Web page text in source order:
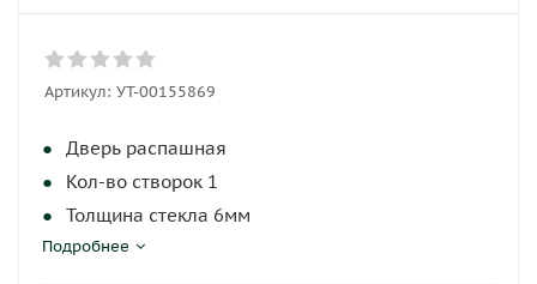
Артикул: УТ-00155869
Дверь распашная
Кол-во створок 1
Толщина стекла 6мм
Ширина входа 500 мм
Подробнее